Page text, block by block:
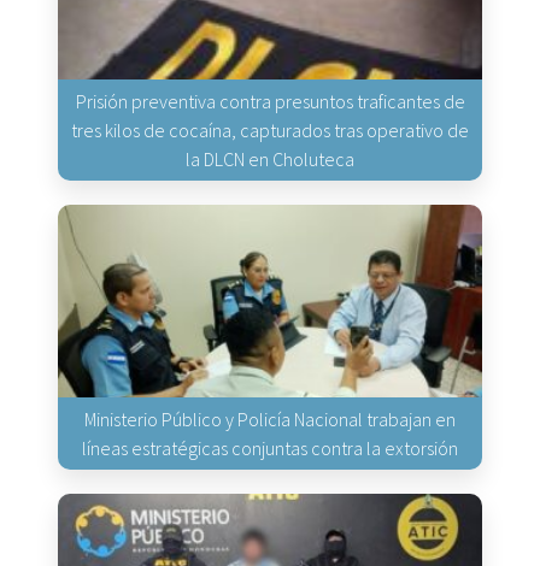
Prisión preventiva contra presuntos traficantes de
tres kilos de cocaína, capturados tras operativo de
la DLCN en Choluteca
Ministerio Público y Policía Nacional trabajan en
líneas estratégicas conjuntas contra la extorsión